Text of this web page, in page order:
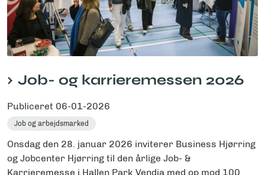
Job- og karrieremessen 2026
Publiceret 06-01-2026
Job og arbejdsmarked
Onsdag den 28. januar 2026 inviterer Business Hjørring
og Jobcenter Hjørring til den årlige Job- &
Karrieremesse i Hallen Park Vendia med op mod 100